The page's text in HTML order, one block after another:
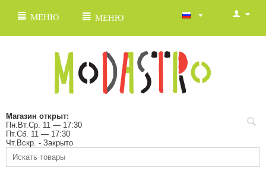
МЕНЮ МЕНЮ
Магазин открыт:
Пн.Вт.Ср. 11 — 17:30
Пт.Сб. 11 — 17:30
Чт.Вскр. - Закрыто